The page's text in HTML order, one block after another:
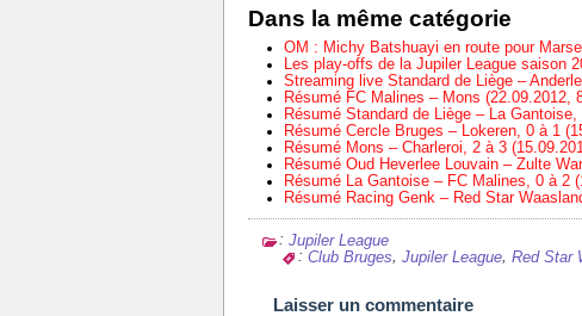
Dans la même catégorie
OM : Michy Batshuayi en route pour
Les play-offs de la Jupiler League saison
Streaming live Standard de Liège –
Résumé FC Malines – Mons (22.09.2012,
Résumé Standard de Liège – La
Résumé Cercle Bruges – Lokeren, 0 à 1
Résumé Mons – Charleroi, 2 à 3
Résumé Oud Heverlee Louvain – Zulte
Résumé La Gantoise – FC Malines, 0 à 2
Résumé Racing Genk – Red Star
: Jupiler League
: Club Bruges, Jupiler League, Red Star
Laisser un commentaire